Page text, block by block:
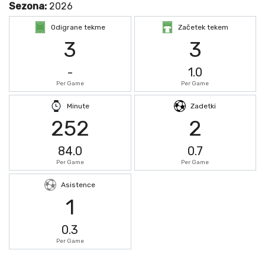
Sezona: 2026
Odigrane tekme
3
-
Per Game
Začetek tekem
3
1.0
Per Game
Minute
252
84.0
Per Game
Zadetki
2
0.7
Per Game
Asistence
1
0.3
Per Game